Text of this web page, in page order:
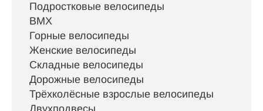
Подростковые велосипеды
BMX
Горные велосипеды
Женские велосипеды
Складные велосипеды
Дорожные велосипеды
Трёхколёсные взрослые велосипеды